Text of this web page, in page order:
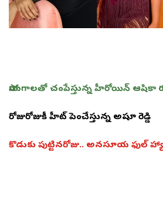
సోయగాలతో చంపేస్తున్న హీరోయిన్ ఆషికా
రోజురోజుకీ హీట్ పెంచేస్తున్న అషూ రెడ్డి
కొడుకు పుట్టినరోజు.. అనసూయ ఫుల్